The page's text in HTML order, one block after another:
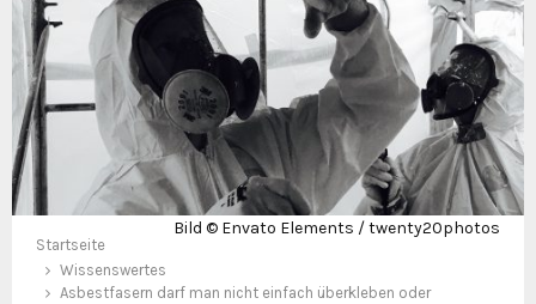
Bild © Envato Elements / twenty20photos
Startseite
Wissenswertes
Asbestfasern darf man nicht einfach überkleben oder